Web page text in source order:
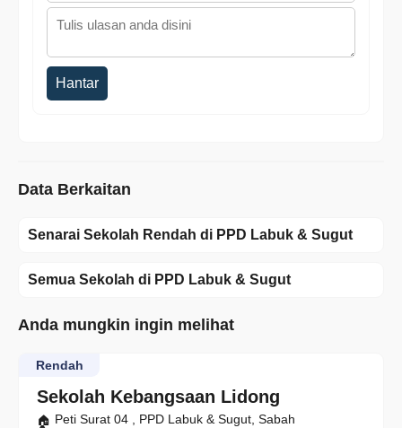
Hantar
Data Berkaitan
Senarai Sekolah Rendah di PPD Labuk & Sugut
Semua Sekolah di PPD Labuk & Sugut
Anda mungkin ingin melihat
Sekolah Kebangsaan Lidong
Rendah
Peti Surat 04 , PPD Labuk & Sugut, Sabah